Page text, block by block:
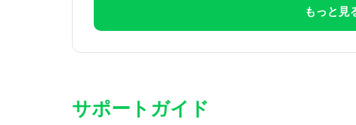
もっと見
サポートガイド